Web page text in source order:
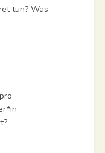
tun? Was